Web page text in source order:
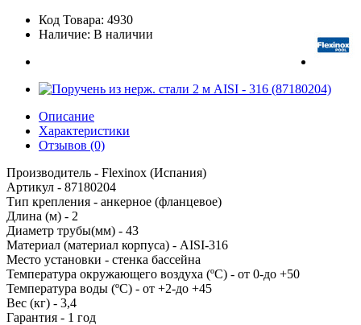
Код Товара: 4930
Наличие: В наличии
Описание
Характеристики
Отзывов (0)
Производитель - Flexinox (Испания)
Артикул - 87180204
Тип крепления - анкерное (фланцевое)
Длина (м) - 2
Диаметр трубы(мм) - 43
Материал (материал корпуса) - AISI-316
Место установки - стенка бассейна
Температура окружающего воздуха (ºC) - от 0-до +50
Температура воды (ºC) - от +2-до +45
Вес (кг) - 3,4
Гарантия - 1 год